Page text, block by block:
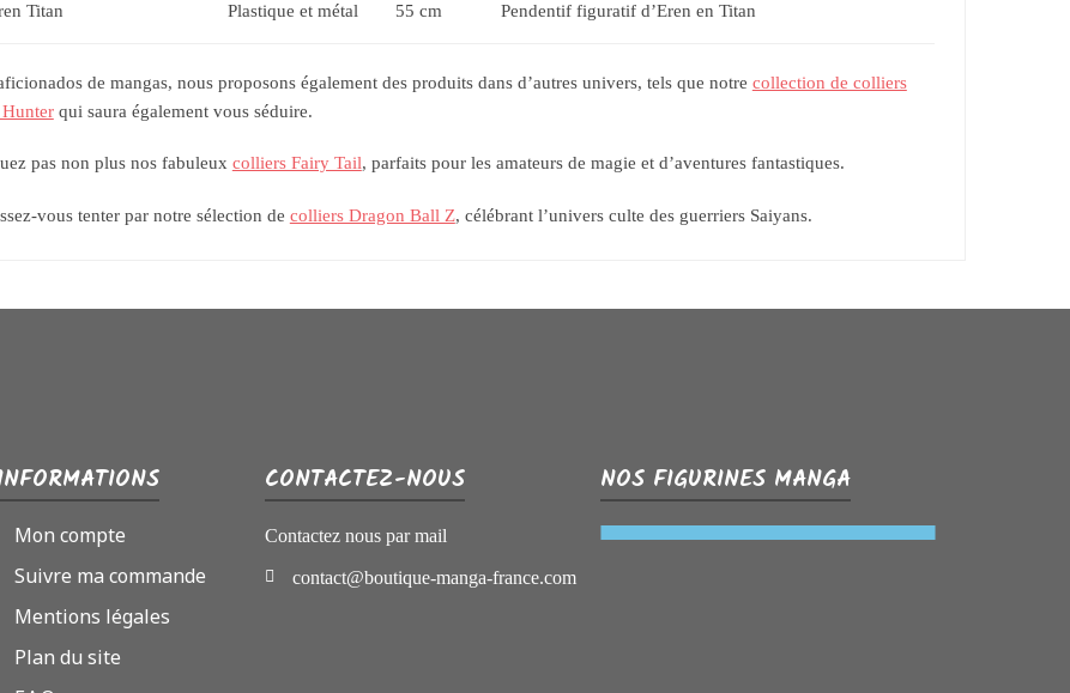
Titan Plastique et métal 55 cm Pendentif figuratif d’Eren en Titan
de mangas, nous proposons également des produits dans d’autres univers, tels que notre collection de colliers
qui saura également vous séduire.
pas non plus nos fabuleux colliers Fairy Tail, parfaits pour les amateurs de magie et d’aventures fantastiques.
vous tenter par notre sélection de colliers Dragon Ball Z, célébrant l’univers culte des guerriers Saiyans.
Mon compte
Suivre ma commande
Mentions légales
Plan du site
CONTACTEZ-NOUS
Contactez nous par mail
contact@boutique-manga-france.com
NOS FIGURINES MANGA